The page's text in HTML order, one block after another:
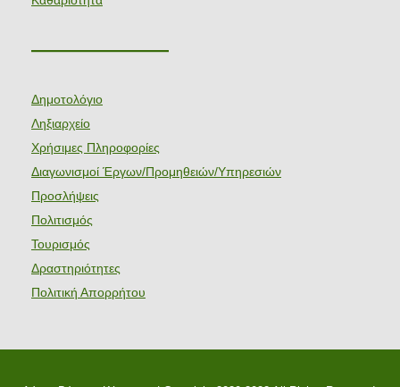
———————
Δημοτολόγιο
Ληξιαρχείο
Χρήσιμες Πληροφορίες
Διαγωνισμοί Έργων/Προμηθειών/Υπηρεσιών
Προσλήψεις
Πολιτισμός
Τουρισμός
Δραστηριότητες
Πολιτική Απορρήτου